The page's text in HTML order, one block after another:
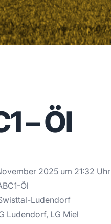
– Öl
2025 um 21:32 Uhr
Öl
Ludendorf
Ludendorf, LG Miel